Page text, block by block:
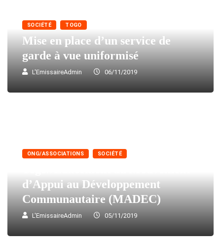
SOCIÉTÉ TOGO
Mise en place d’un service de
garde à vue uniformisé
L'EmissaireAdmin 06/11/2019
ONG/ASSOCIATIONS SOCIÉTÉ
d’Appui au Développement
Communautaire (MADEC)
L'EmissaireAdmin 05/11/2019